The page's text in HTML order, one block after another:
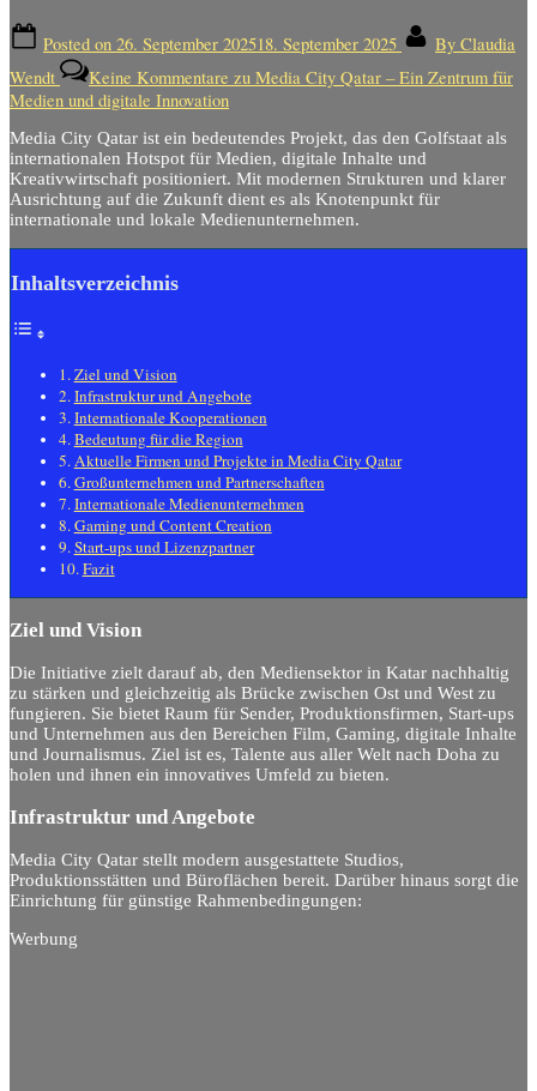
Posted on 26. September 202518. September 2025 By Claudia
Wendt
Keine Kommentare zu Media City Qatar – Ein Zentrum für
Medien und digitale Innovation
Media City Qatar ist ein bedeutendes Projekt, das den Golfstaat als
internationalen Hotspot für Medien, digitale Inhalte und
Kreativwirtschaft positioniert. Mit modernen Strukturen und klarer
Ausrichtung auf die Zukunft dient es als Knotenpunkt für
internationale und lokale Medienunternehmen.
Inhaltsverzeichnis
Ziel und Vision
Infrastruktur und Angebote
Internationale Kooperationen
Bedeutung für die Region
Aktuelle Firmen und Projekte in Media City Qatar
Großunternehmen und Partnerschaften
Internationale Medienunternehmen
Gaming und Content Creation
Start-ups und Lizenzpartner
Fazit
Ziel und Vision
Die Initiative zielt darauf ab, den Mediensektor in Katar nachhaltig
zu stärken und gleichzeitig als Brücke zwischen Ost und West zu
fungieren. Sie bietet Raum für Sender, Produktionsfirmen, Start-ups
und Unternehmen aus den Bereichen Film, Gaming, digitale Inhalte
und Journalismus. Ziel ist es, Talente aus aller Welt nach Doha zu
holen und ihnen ein innovatives Umfeld zu bieten.
Infrastruktur und Angebote
Media City Qatar stellt modern ausgestattete Studios,
Produktionsstätten und Büroflächen bereit. Darüber hinaus sorgt die
Einrichtung für günstige Rahmenbedingungen:
Werbung